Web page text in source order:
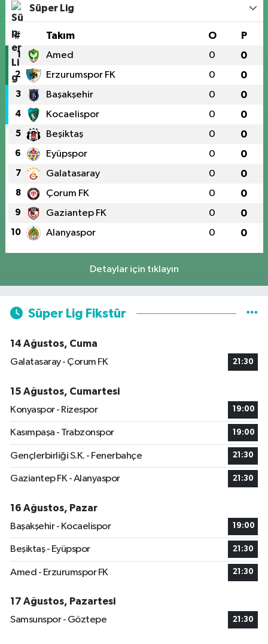
Süper Lig
# Takım O P
1 Amed 0 0
2 Erzurumspor FK 0 0
3 Başakşehir 0 0
4 Kocaelispor 0 0
5 Beşiktaş 0 0
6 Eyüpspor 0 0
7 Galatasaray 0 0
8 Çorum FK 0 0
9 Gaziantep FK 0 0
10 Alanyaspor 0 0
Detaylar için tıklayın
Süper Lig Fikstür
14 Ağustos, Cuma
Galatasaray - Çorum FK
21:30
15 Ağustos, Cumartesi
Konyaspor - Rizespor
19:00
Kasımpaşa - Trabzonspor 19:00
Gençlerbirliği S.K. - Fenerbahçe 21:30
Gaziantep FK - Alanyaspor 21:30
16 Ağustos, Pazar
Başakşehir - Kocaelispor
19:00
Beşiktaş - Eyüpspor 21:30
Amed - Erzurumspor FK 21:30
17 Ağustos, Pazartesi
Samsunspor - Göztepe
21:30